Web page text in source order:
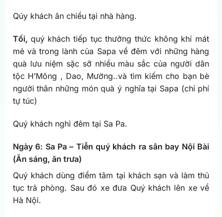
Qúy khách ăn chiều tại nhà hàng.
Tối, quý khách tiếp tục thưởng thức không khí mát
mẻ và trong lành của Sapa về đêm với những hàng
quà lưu niệm sặc sỡ nhiều màu sắc của người dân
tộc H’Mông , Dao, Mường..và tìm kiếm cho bạn bè
người thân những món quà ý nghĩa tại Sapa (chi phí
tự túc)
Quý khách nghỉ đêm tại Sa Pa.
Ngày 6: Sa Pa – Tiễn quý khách ra sân bay Nội Bài
(Ăn sáng, ăn trưa)
Quý khách dùng điểm tâm tại khách sạn và làm thủ
tục trả phòng. Sau đó xe đưa Quý khách lên xe về
Hà Nội.